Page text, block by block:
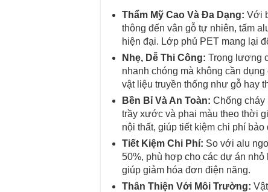
Thẩm Mỹ Cao Và Đa Dạng: Với
thông đến vân gỗ tự nhiên, tấm
hiện đại. Lớp phủ PET mang lại
Nhẹ, Dễ Thi Công: Trọng lượng
nhanh chóng mà không cần
vật liệu truyền thống như gỗ hay
Bền Bỉ Và An Toàn: Chống cháy
trầy xước và phai màu theo thời
nội thất, giúp tiết kiệm chi phí
Tiết Kiệm Chi Phí: So với alu
50%, phù hợp cho các dự án
giúp giảm hóa đơn điện năng.
Thân Thiện Với Môi Trường: